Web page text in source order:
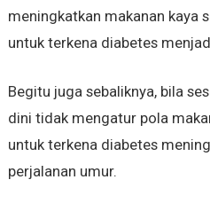
meningkatkan makanan kaya
untuk terkena diabetes
Begitu juga sebaliknya, bila
dini tidak mengatur pola
untuk terkena diabetes
perjalanan umur.